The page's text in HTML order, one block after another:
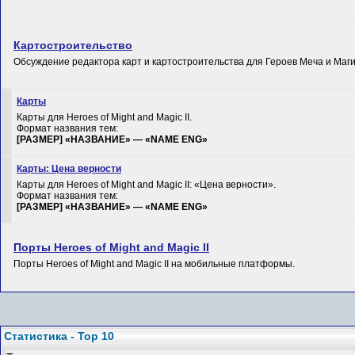
Картостроительство
Обсуждение редактора карт и картостроительства для Героев Меча и
Карты
Карты для Heroes of Might and Magic II.
Формат названия тем:
[РАЗМЕР] «НАЗВАНИЕ» — «NAME ENG»
Карты: Цена верности
Карты для Heroes of Might and Magic II: «Цена верности».
Формат названия тем:
[РАЗМЕР] «НАЗВАНИЕ» — «NAME ENG»
Порты Heroes of Might and Magic II
Порты Heroes of Might and Magic II на мобильные платформы.
Статистика - Top 10